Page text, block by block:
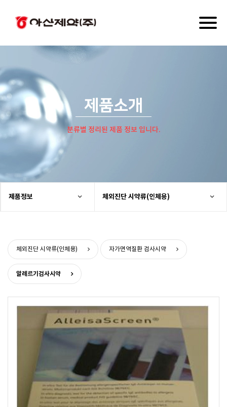
제품소개
분류별 정리된 제품 정보 입니다.
제품정보 체외진단 시약류(인체용)
체외진단 시약류(인체용) 자가면역질환 검사시약
알레르기검사시약